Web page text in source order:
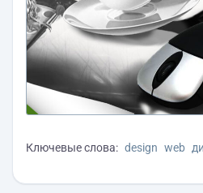
Ключевые слова: design web